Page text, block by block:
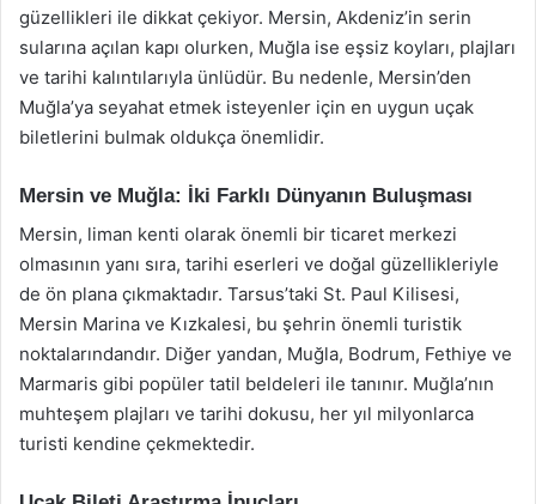
güzellikleri ile dikkat çekiyor. Mersin, Akdeniz’in serin
sularına açılan kapı olurken, Muğla ise eşsiz koyları, plajları
ve tarihi kalıntılarıyla ünlüdür. Bu nedenle, Mersin’den
Muğla’ya seyahat etmek isteyenler için en uygun uçak
biletlerini bulmak oldukça önemlidir.
Mersin ve Muğla: İki Farklı Dünyanın Buluşması
Mersin, liman kenti olarak önemli bir ticaret merkezi
olmasının yanı sıra, tarihi eserleri ve doğal güzellikleriyle
de ön plana çıkmaktadır. Tarsus’taki St. Paul Kilisesi,
Mersin Marina ve Kızkalesi, bu şehrin önemli turistik
noktalarındandır. Diğer yandan, Muğla, Bodrum, Fethiye ve
Marmaris gibi popüler tatil beldeleri ile tanınır. Muğla’nın
muhteşem plajları ve tarihi dokusu, her yıl milyonlarca
turisti kendine çekmektedir.